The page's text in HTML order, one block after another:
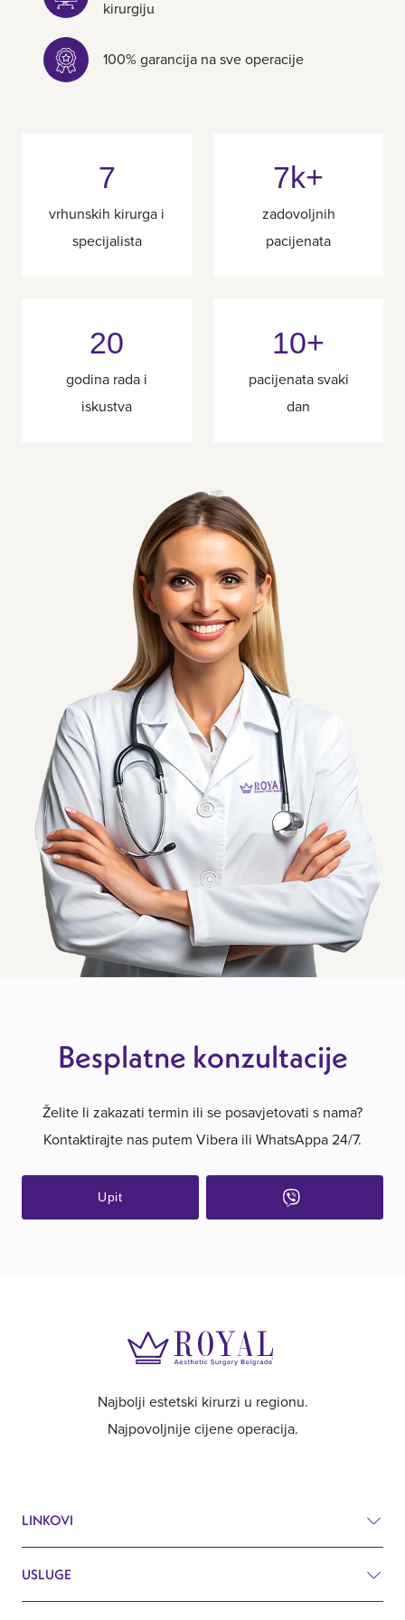
kirurgiju
100% garancija na sve operacije
7
vrhunskih kirurga i
specijalista
7k+
zadovoljnih
pacijenata
20
godina rada i
iskustva
10+
pacijenata svaki
dan
Besplatne konzultacije
Želite li zakazati termin ili se posavjetovati s nama?
Kontaktirajte nas putem Vibera ili WhatsAppa 24/7.
Upit
Najbolji estetski kirurzi u regionu.
Najpovoljnije cijene operacija.
LINKOVI
Cjenik
USLUGE